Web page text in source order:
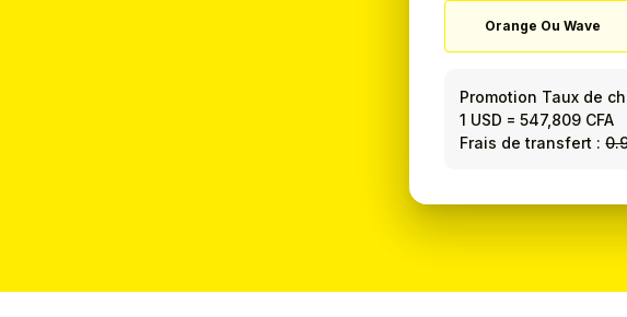
Orange Ou Wave
Promotion Taux de
1 USD =547,809 CFA
Frais de transfert :